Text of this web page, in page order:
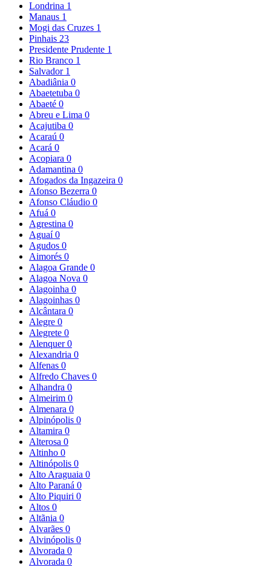
Londrina 1
Manaus 1
Mogi das Cruzes 1
Pinhais 23
Presidente Prudente 1
Rio Branco 1
Salvador 1
Abadiânia 0
Abaetetuba 0
Abaeté 0
Abreu e Lima 0
Acajutiba 0
Acaraú 0
Acará 0
Acopiara 0
Adamantina 0
Afogados da Ingazeira 0
Afonso Bezerra 0
Afonso Cláudio 0
Afuá 0
Agrestina 0
Aguaí0
Agudos 0
Aimorés 0
Alagoa Grande 0
Alagoa Nova 0
Alagoinha 0
Alagoinhas 0
Alcântara 0
Alegre 0
Alegrete 0
Alenquer0
Alexandria 0
Alfenas 0
Alfredo Chaves 0
Alhandra 0
Almeirim 0
Almenara 0
Alpinópolis 0
Altamira 0
Alterosa 0
Altinho 0
Altinópolis 0
Alto Araguaia 0
Alto Paraná 0
Alto Piquiri 0
Altos 0
Altãnia 0
Alvarães 0
Alvinópolis 0
Alvorada 0
Alvorada 0